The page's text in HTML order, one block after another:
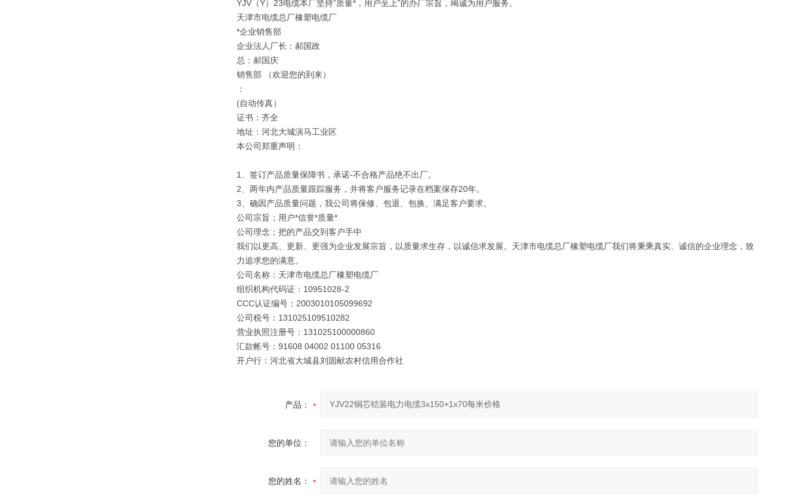
YJV（Y）23电缆本厂坚持“质量*，用户至上”的办厂宗旨，竭诚为用户服务。
天津市电缆总厂橡塑电缆厂
*企业销售部
企业法人厂长：郝国政
总：郝国庆
销售部 （欢迎您的到来）
：
(自动传真）
证书：齐全
地址：河北大城演马工业区
本公司郑重声明：
1、签订产品质量保障书，承诺-不合格产品绝不出厂。
2、两年内产品质量跟踪服务，并将客户服务记录在档案保存20年。
3、确因产品质量问题，我公司将保修、包退、包换、满足客户要求。
公司宗旨；用户*信誉*质量*
公司理念；把的产品交到客户手中
我们以更高、更新、更强为企业发展宗旨，以质量求生存，以诚信求发展。天津市电缆总厂橡塑电缆厂我们将秉乘真实、诚信的企业理念，致
力追求您的满意。
公司名称：天津市电缆总厂橡塑电缆厂
组织机构代码证：10951028-2
CCC认证编号：2003010105099692
公司税号：131025109510282
营业执照注册号：131025100000860
汇款帐号：91608 04002 01100 05316
开户行：河北省大城县刘固献农村信用合作社
产品：
您的单位：
您的姓名：